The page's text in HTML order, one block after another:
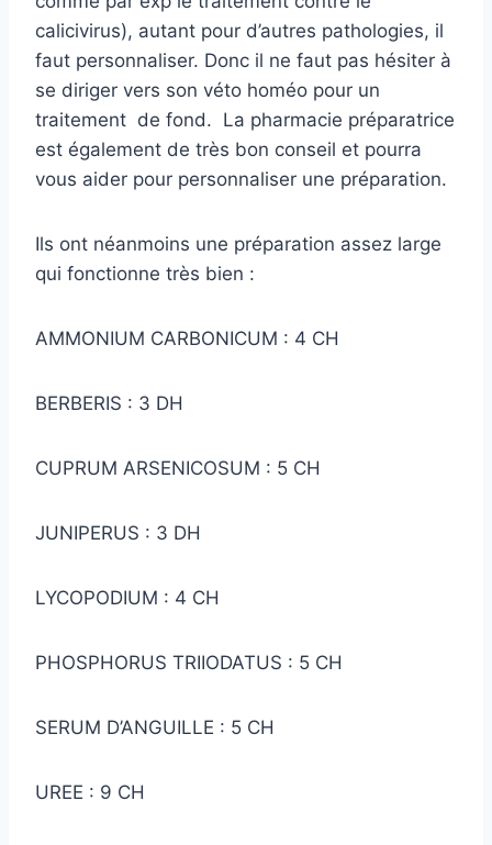
calicivirus), autant pour d’autres pathologies, il
faut personnaliser. Donc il ne faut pas hésiter à
se diriger vers son véto homéo pour un
traitement de fond. La pharmacie préparatrice
est également de très bon conseil et pourra
vous aider pour personnaliser une préparation.
Ils ont néanmoins une préparation assez large
qui fonctionne très bien :
AMMONIUM CARBONICUM : 4 CH
BERBERIS : 3 DH
CUPRUM ARSENICOSUM : 5 CH
JUNIPERUS : 3 DH
LYCOPODIUM : 4 CH
PHOSPHORUS TRIIODATUS : 5 CH
SERUM D’ANGUILLE : 5 CH
UREE : 9 CH